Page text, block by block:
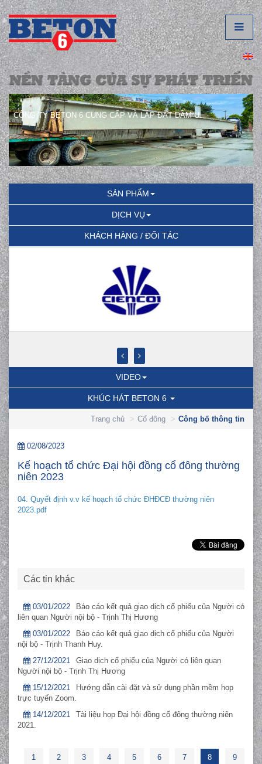
CÔNG TY BETON 6 CUNG CẤP VÀ LẮP ĐẶT DẦM U.
SẢN PHẨM
DỊCH VỤ
KHÁCH HÀNG / ĐỐI TÁC
VIDEO
KHÚC HÁT BETON 6
Trang chủ Cổ đông Công bố thông tin
02/08/2023
Kế hoạch tổ chức Đại hội đồng cổ đông thường
niên 2023
04. Quyết định v.v kế hoạch tổ chức ĐHĐCĐ thường niên
2023.pdf
Các tin khác
03/01/2022
Báo cáo kết quả giao dịch cổ phiếu của Người có
liên quan Người nội bộ - Trịnh Thị Hương
03/01/2022
Báo cáo kết quả giao dịch cổ phiếu của Người
nội bộ - Trịnh Thanh Huy.
27/12/2021
Giao dịch cổ phiếu của Người có liên quan
Người nội bộ - Trịnh Thị Hương
15/12/2021
Hướng dẫn cài đặt và sử dụng phần mềm họp
trực tuyến Zoom.
14/12/2021
Tài liệu họp Đại hội đồng cổ đông thường niên
2021.
1 2 3 4 5 6 7 8 9